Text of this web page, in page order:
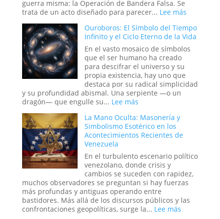
de
Seda
guerra misma: la Operación de Bandera Falsa. Se
trata de un acto diseñado para parecer... Lee más:
de
Bandera
Falsa
¿Hasta
Ouroboros: El Símbolo del Tiempo
Infinito y el Ciclo Eterno de la Vida
En el vasto mosaico de símbolos
que el ser humano ha creado
para descifrar el universo y su
propia existencia, hay uno que
destaca por su radical simplicidad
y su profundidad abismal. Una serpiente —o un
dragón— que engulle su... Lee más:
El
Símbolo
del
Infinito
y
el
Ciclo
Eterno
de
la
La Mano Oculta: Masonería y
Simbolismo Esotérico en los
Acontecimientos Recientes de
Venezuela
En el turbulento escenario político
venezolano, donde crisis y
cambios se suceden con rapidez,
muchos observadores se preguntan si hay fuerzas
más profundas y antiguas operando entre
bastidores. Más allá de los discursos públicos y las
confrontaciones geopolíticas, surge la... Lee más: